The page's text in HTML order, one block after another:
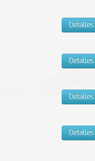
Detalles
Detalles
Detalles
Detalles